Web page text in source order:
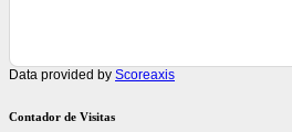
Data provided by Scoreaxis
Contador de Visitas